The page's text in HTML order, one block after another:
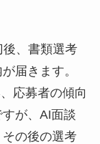
、書類選考
届きます。
応募者の傾向
が、AI面談
の後の選考